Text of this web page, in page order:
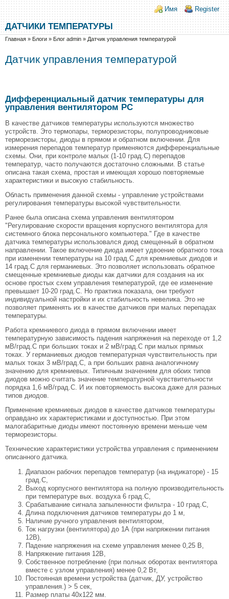
Перейти к основному содержанию
Skip to search
Login links
Имя Register
ДАТЧИКИ ТЕМПЕРАТУРЫ
Вы здесь
Главная » Блоги » Блог admin » Датчик управления температурой
Датчик управления температурой
Дифференциальный датчик температуры для
управления вентилятором PC
В качестве датчиков температуры используются множество
устройств. Это термопары, терморезисторы, полупроводниковые
терморезисторы, диоды в прямом и обратном включении. Для
измерения перепадов температур применяются дифференциальные
схемы. Они, при контроле малых (1-10 град.С) перепадов
температур, часто получаются достаточно сложными. В статье
описана такая схема, простая и имеющая хорошо повторяемые
характеристики и высокую стабильность.
Область применения данной схемы - управление устройствами
регулирования температуры высокой чувствительности.
Ранее была описана схема управления вентилятором
"Регулирование скорости вращения корпусного вентилятора для
системного блока персонального компьютера." Где в качестве
датчика температуры использовался диод смещенный в обратном
направлении. Такое включение диода имеет удвоение обратного тока
при изменении температуры на 10 град.С для кремниевых диодов и
14 град.С для германиевых. Это позволяет использовать обратное
смещенные кремниевые диоды как датчики для создания на их
основе простых схем управления температурой, где ее изменение
превышает 10-20 град.С. Но практика показала, они требуют
индивидуальной настройки и их стабильность невелика. Это не
позволяет применять их в качестве датчиков при малых перепадах
температуры.
Работа кремниевого диода в прямом включении имеет
температурную зависимость падения напряжения на переходе от 1,2
мВ/град.С при больших токах и 2 мВ/град.С при малых прямых
токах. У германиевых диодов температурная чувствительность при
малых токах 3 мВ/град.С, а при больших равна аналогичному
значению для кремниевых. Типичным значением для обоих типов
диодов можно считать значение температурной чувствительности
порядка 1,6 мВ/град.С. И их повторяемость высока даже для разных
типов диодов.
Применение кремниевых диодов в качестве датчиков температуры
оправдано их характеристиками и доступностью. При этом
малогабаритные диоды имеют постоянную времени меньше чем
терморезисторы.
Технические характеристики устройства управления с применением
описанного датчика.
Диапазон рабочих перепадов температур (на индикаторе) - 15
град.С,
Выход корпусного вентилятора на полную производительность
при температуре вых. воздуха 6 град.С,
Срабатывание сигнала запыленности фильтра - 10 град.С,
Длина подключения датчиков температуры до 1 м,
Наличие ручного управления вентилятором,
Ток нагрузки (вентилятора) до 1А (при напряжении питания
12В),
Падение напряжения на схеме управления менее 0,25 В,
Напряжение питания 12В,
Собственное потребление (при полных оборотах вентилятора
вместе с узлом управления) менее 0,2 Вт,
Постоянная времени устройства (датчик, ДУ, устройство
управления.) > 5 сек,
Размер платы 40х122 мм.